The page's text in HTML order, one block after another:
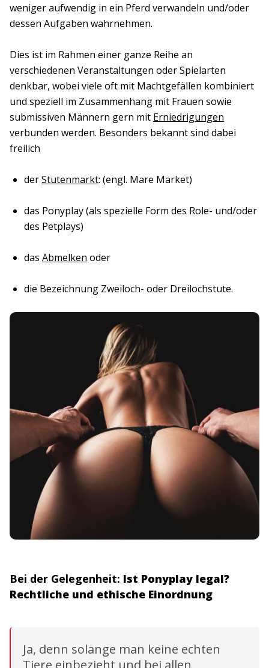
weniger aufwendig in ein Pferd verwandeln und/oder
dessen Aufgaben wahrnehmen.
Dies ist im Rahmen einer ganze Reihe an
verschiedenen Veranstaltungen oder Spielarten
denkbar, wobei viele oft mit Machtgefällen kombiniert
und speziell im Zusammenhang mit Frauen sowie
submissiven Männern gern mit Erniedrigungen
verbunden werden. Besonders bekannt sind dabei
freilich
derStutenmarkt: (engl. Mare Market)
das Ponyplay (als spezielle Form des Role- und/oder
des Petplays)
das Abmelken oder
die Bezeichnung Zweiloch- oder Dreilochstute.
Bei der Gelegenheit: Ist Ponyplay legal?
Rechtliche und ethische Einordnung
Ja, denn solange man keine echten